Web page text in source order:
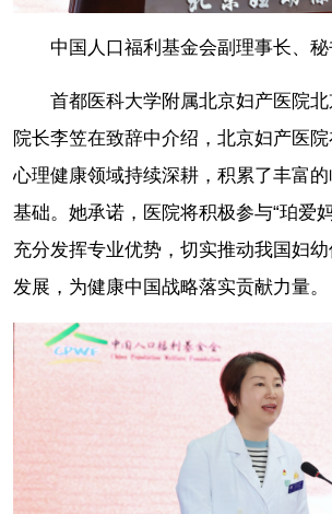
中国人口福利基金会副理事长、
首都医科大学附属北京妇产医院
院长李笠在致辞中介绍，北京妇产医
心理健康领域持续深耕，积累了丰富
基础。她承诺，医院将积极参与“珀爱
充分发挥专业优势，切实推动我国妇
发展，为健康中国战略落实贡献力量。